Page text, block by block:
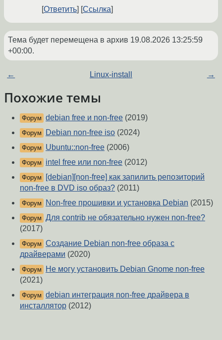
Ответить
Ссылка
Тема будет перемещена в архив 19.08.2026 13:25:59
+00:00.
← Linux-install →
Похожие темы
Форум debian free и non-free (2019)
Форум Debian non-free iso (2024)
Форум Ubuntu::non-free (2006)
Форум intel free или non-free (2012)
Форум
[debian][non-free] как запилить репозиторий
non-free в DVD iso образ? (2011)
Форум Non-free прошивки и установка Debian (2015)
Форум Для contrib не обязательно нужен non-free?
(2017)
Форум Создание Debian non-free образа с
драйверами (2020)
Форум
Не могу установить Debian Gnome non-free
(2021)
Форум debian интеграция non-free драйвера в
инсталлятор (2012)